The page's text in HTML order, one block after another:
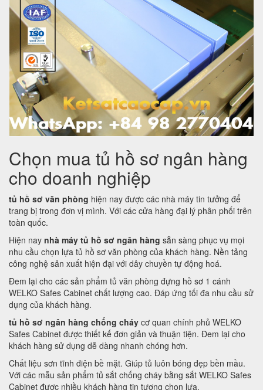
Chọn mua tủ hồ sơ ngân hàng
cho doanh nghiệp
tủ hồ sơ văn phòng hiện nay được các nhà máy tin tưởng để
trang bị trong đơn vị mình. Với các cửa hàng đại lý phân phối trên
toàn quốc.
Hiện nay nhà máy tủ hồ sơ ngân hàng sẵn sàng phục vụ mọi
nhu cầu chọn lựa tủ hồ sơ văn phòng của khách hàng. Nền tảng
công nghệ sản xuất hiện đại với dây chuyền tự động hoá.
Đem lại cho các sản phẩm tủ văn phòng đựng hồ sơ 1 cánh
WELKO Safes Cabinet chất lượng cao. Đáp ứng tối đa nhu cầu sử
dụng của khách hàng.
tủ hồ sơ ngân hàng chống cháy cơ quan chính phủ WELKO
Safes Cabinet được thiết kế đơn giản và thuận tiện. Đem lại cho
khách hàng sử dụng dễ dàng nhanh chóng hơn.
Chất liệu sơn tĩnh điện bề mặt. Giúp tủ luôn bóng đẹp bền mầu.
Với các mẫu sản phẩm tủ sắt chống cháy bằng sắt WELKO Safes
Cabinet được nhiều khách hàng tin tượng chọn lựa.